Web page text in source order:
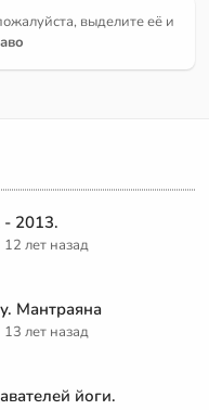
выделите её и
2013.
12 лет назад
Мантраяна
13 лет назад
йоги.